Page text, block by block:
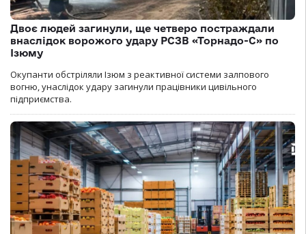
Двоє людей загинули, ще четверо постраждали
внаслідок ворожого удару РСЗВ «Торнадо-С» по
Ізюму
Окупанти обстріляли Ізюм з реактивної системи залпового
вогню, унаслідок удару загинули працівники цивільного
підприємства.